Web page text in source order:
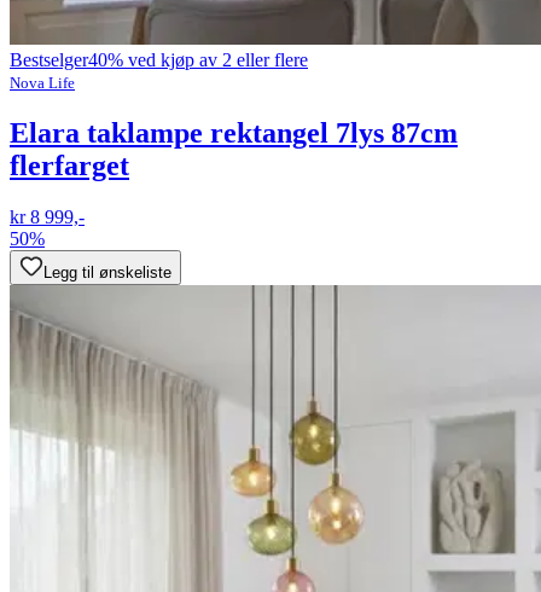
Bestselger40% ved kjøp av 2 eller flere
Nova Life
Elara taklampe rektangel 7lys 87cm
flerfarget
kr 8 999,-
50%
Legg til ønskeliste